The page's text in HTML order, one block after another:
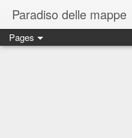
Paradiso delle mappe
Pages